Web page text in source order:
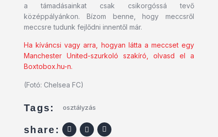
a támadásainkat csak csikorgóssá tevő
középpályánkon. Bízom benne, hogy meccsről
meccsre tudunk fejlődni innentől már.
Ha kíváncsi vagy arra, hogyan látta a meccset egy
Manchester United-szurkoló szakíró, olvasd el a
Boxtobox.hu-n.
(Fotó: Chelsea FC)
Tags: osztályzás
share: